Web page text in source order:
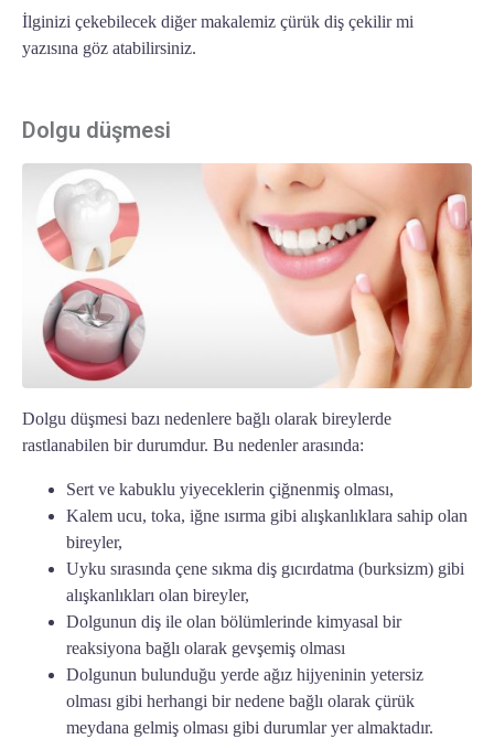
İlginizi çekebilecek diğer makalemiz çürük diş çekilir mi
yazısına göz atabilirsiniz.
Dolgu düşmesi
Dolgu düşmesi bazı nedenlere bağlı olarak bireylerde
rastlanabilen bir durumdur. Bu nedenler arasında:
Sert ve kabuklu yiyeceklerin çiğnenmiş olması,
Kalem ucu, toka, iğne ısırma gibi alışkanlıklara sahip olan
bireyler,
Uyku sırasında çene sıkma diş gıcırdatma (burksizm) gibi
alışkanlıkları olan bireyler,
Dolgunun diş ile olan bölümlerinde kimyasal bir
reaksiyona bağlı olarak gevşemiş olması
Dolgunun bulunduğu yerde ağız hijyeninin yetersiz
olması gibi herhangi bir nedene bağlı olarak çürük
meydana gelmiş olması gibi durumlar yer almaktadır.